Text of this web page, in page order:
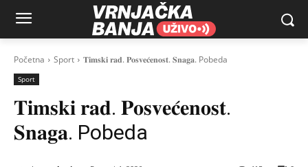
Početna Sport 𝐓𝐢𝐦𝐬𝐤𝐢 𝐫𝐚𝐝. 𝐏𝐨𝐬𝐯𝐞𝐜́𝐞𝐧𝐨𝐬𝐭. 𝐒𝐧𝐚𝐠𝐚. Pobeda
Sport
𝐓𝐢𝐦𝐬𝐤𝐢 𝐫𝐚𝐝. 𝐏𝐨𝐬𝐯𝐞𝐜́𝐞𝐧𝐨𝐬𝐭.
𝐒𝐧𝐚𝐠𝐚. Pobeda